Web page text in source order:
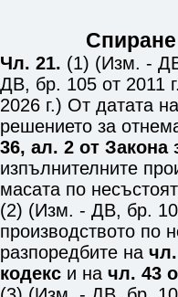
Чл. 21. (1) (Изм. -
ДВ, бр. 105 от 2011
2026 г.) От датата
решението за
36, ал. 2 от Закона
изпълнителните
масата по
(2) (Изм. - ДВ, бр.
производството по
разпоредбите на
кодекс и на чл. 43